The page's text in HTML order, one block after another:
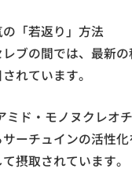
「若返り」方法
ブの間では、最新
れています。
ミド・モノヌクレオ
ーチュインの活性化
摂取されています。